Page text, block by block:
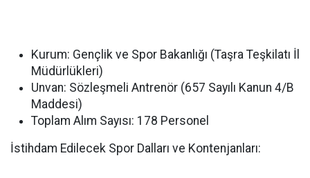
Kurum: Gençlik ve Spor Bakanlığı (Taşra Teşkilatı İl
Müdürlükleri)
Unvan: Sözleşmeli Antrenör (657 Sayılı Kanun 4/B
Maddesi)
Toplam Alım Sayısı: 178 Personel
İstihdam Edilecek Spor Dalları ve Kontenjanları: